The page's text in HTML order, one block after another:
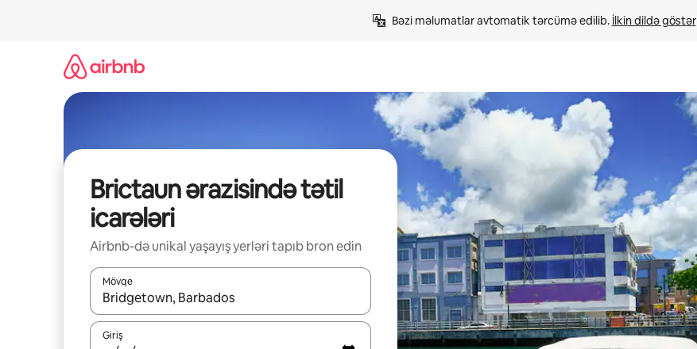
Bəzi məlumatlar avtomatik tərcümə edilib. İlkin dildə göstər
Brictaun ərazisində tətil
icarələri
Airbnb-də unikal yaşayış yerləri tapıb bron edin
Mövqe
Nəticələr varsa, yuxarı və aşağı ox düymələri ilə naviqasiya edin, yaxud da toxunma və ya svayp jestləri ilə araşdırın.
Giriş